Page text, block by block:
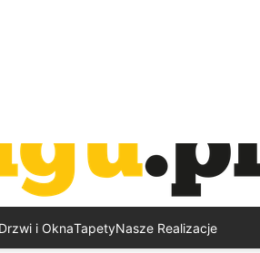
Drzwi i OknaTapetyNasze Realizacje